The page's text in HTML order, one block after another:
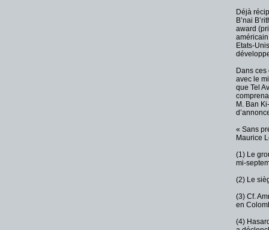
Déjà
B’nai
award
Etats-
Dans
avec le
que Tel
M. Ban
« Sans
Maurice
(1) Le
mi-
(2) Le
(3) Cf.
en
(4)